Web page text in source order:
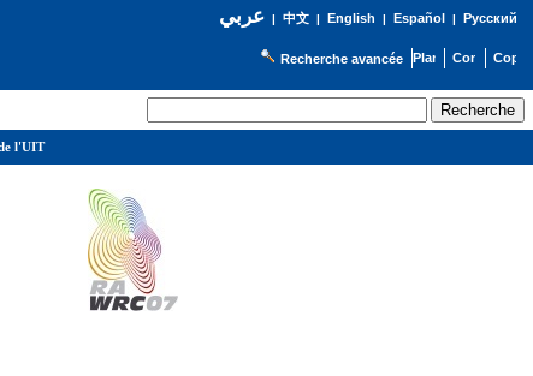
عربي| 中文| English | Español | Русский
Recherche avancée
l'UIT